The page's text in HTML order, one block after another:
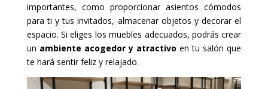
importantes, como proporcionar asientos cómodos
para ti y tus invitados, almacenar objetos y decorar el
espacio. Si eliges los muebles adecuados, podrás crear
un ambiente acogedor y atractivo en tu salón que
te hará sentir feliz y relajado.